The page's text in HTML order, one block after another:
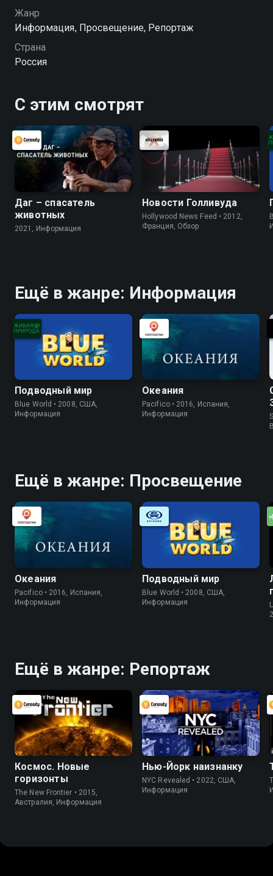
Жанр
Информация, Просвещение, Репортаж
Страна
Россия
С этим смотрят
Даг – спасатель
животных
2021, Информация
Новости Голливуда
Hollywood News Feed • 2012,
Франция, Обзор
Ещё в жанре: Информация
Подводный мир
Blue World • 2008, США,
Информация
Океания
Pacifico • 2016, Испания,
Информация
Ещё в жанре: Просвещение
Океания
Pacifico • 2016, Испания,
Информация
Подводный мир
Blue World • 2008, США,
Информация
Ещё в жанре: Репортаж
Космос. Новые
горизонты
The New Frontier • 2015,
Австралия, Информация
Нью-Йорк наизнанку
NYC Revealed • 2022, США,
Информация